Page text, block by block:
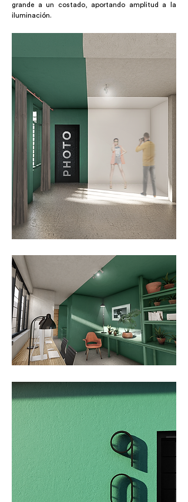
grande a un costado, aportando amplitud a la
iluminación.